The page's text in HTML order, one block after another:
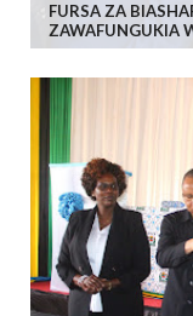
FURSA ZA
ZAWAFUNGUKIA